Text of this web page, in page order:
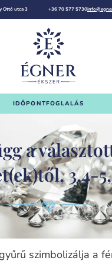
Ottó utca 3 +36 70 577 5730
IDŐPONTFOGLALÁS
a
3,4-
szimbolizálja a